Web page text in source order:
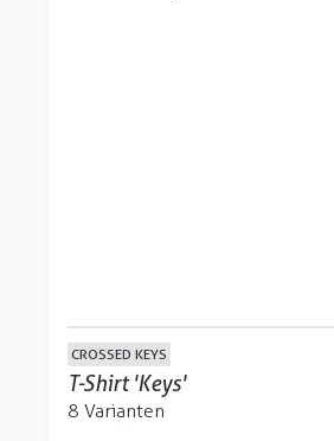
CROSSED KEYS
T-Shirt 'Keys'
8 Varianten